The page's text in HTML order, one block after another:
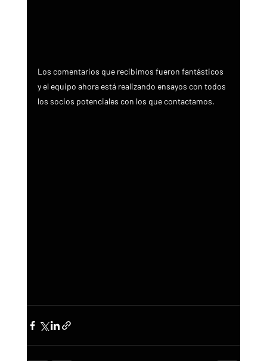
Los comentarios que recibimos fueron fantásticos
y el equipo ahora está realizando ensayos con todos
los socios potenciales con los que contactamos.